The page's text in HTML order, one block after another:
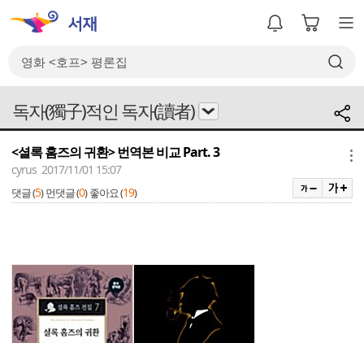
독자(獨子)적인 독자(讀者)
<셜록 홈즈의 귀환> 번역본 비교 Part. 3
cyrus 2017/11/01 15:07
댓글 (5) 먼댓글 (0) 좋아요 (19)